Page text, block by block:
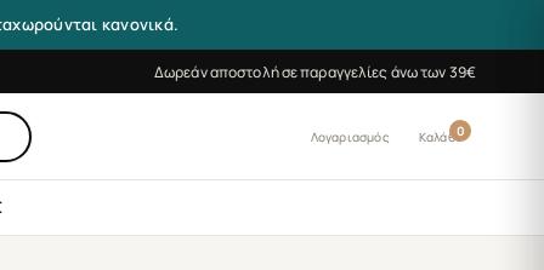
κανονικά.
Δωρεάν αποστολή σε παραγγελίες άνω των 39€
Λογαριασμός 0
Καλάθι